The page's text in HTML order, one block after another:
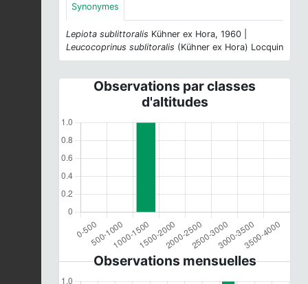
Synonymes
Lepiota sublittoralis Kühner ex Hora, 1960 |
Leucocoprinus sublitoralis (Kühner ex Hora) Locquin
Observations par classes
d'altitudes
Observations mensuelles